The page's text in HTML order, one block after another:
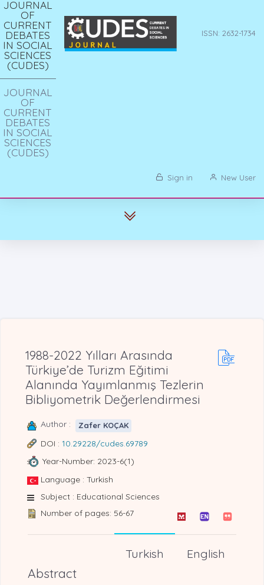
ISSN: 2632-1734
JOURNAL
OF
CURRENT
DEBATES
IN SOCIAL
SCIENCES
(CUDES)
JOURNAL
OF
CURRENT
DEBATES
IN SOCIAL
SCIENCES
(CUDES)
Sign in New User
1988-2022 Yılları Arasında
Türkiye’de Turizm Eğitimi
Alanında Yayımlanmış Tezlerin
Bibliyometrik Değerlendirmesi
Author : Zafer KOÇAK
DOI : 10.29228/cudes.69789
Year-Number: 2023-6(1)
Language : Turkish
Subject : Educational Sciences
Number of pages: 56-67
English
Turkish
Abstract